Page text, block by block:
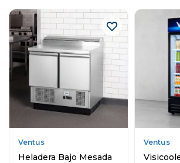
Ventus
Heladera Bajo Mesada
Ventus